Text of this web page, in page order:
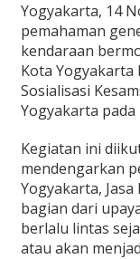
Yogyakarta, 14
pemahaman
kendaraan
Kota Yogyakarta
Sosialisasi
Yogyakarta pada
Kegiatan ini
mendengarkan
Yogyakarta,
bagian dari
berlalu lintas
atau akan